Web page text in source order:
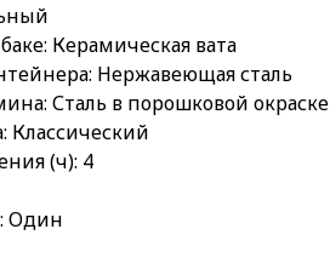
Керамическая вата
Нержавеющая сталь
Сталь в порошковой окраске
Классический
(ч): 4
Один